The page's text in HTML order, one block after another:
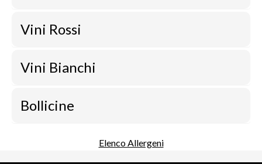
Vini Rossi
Vini Bianchi
Bollicine
Elenco Allergeni